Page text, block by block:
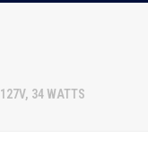
34 WATTS